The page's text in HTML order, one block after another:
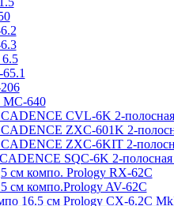
MC-640
CVL-6K 2-
ZXC-601K 2-
ZXC-6KIT 2-
SQC-6K 2-
см компо. Prology RX-62C
см компо.Prology AV-62C
16.5 см Prology CX-6.2C